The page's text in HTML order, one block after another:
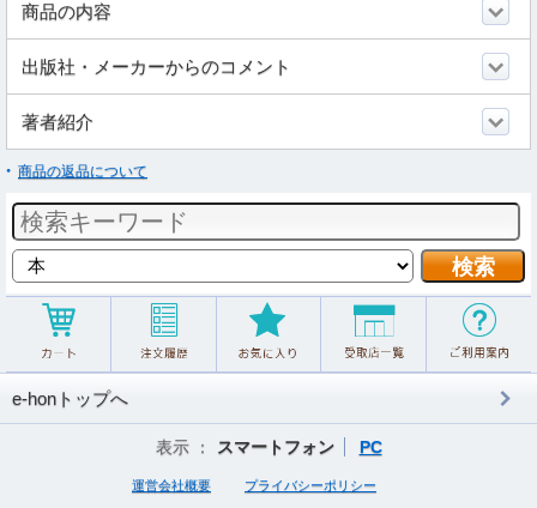
商品の内容
出版社・メーカーからのコメント
著者紹介
商品の返品について
e-honトップへ
表示 ： スマートフォン PC
運営会社概要 プライバシーポリシー